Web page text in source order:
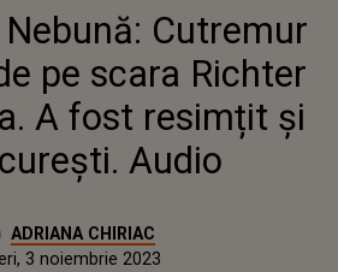
PE SCARA RICHTER ÎN ROMÂNIA. A
ȘI LA BUCUREȘTI. AUDIO
Cutremur
pe scara Richter
A fost resimțit și
Audio
ADRIANA CHIRIAC
3 noiembrie 2023